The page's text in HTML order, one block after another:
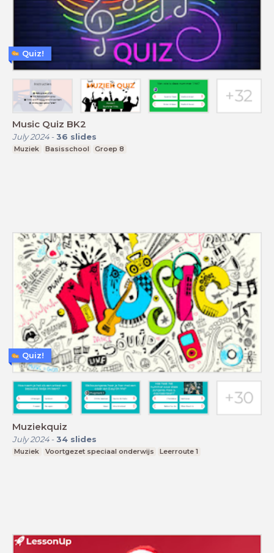
Music Quiz BK2
July 2024- 36 slides
Muziek Basisschool Groep 8
Quiz!
Muziekquiz
July 2024- 34 slides
Muziek Voortgezet speciaal onderwijs Leerroute 1
Quiz!